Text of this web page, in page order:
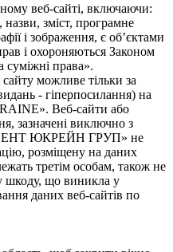
веб-сайті, включаючи:
зміст, програмне
і зображення, є об’єктами
і охороняються Законом
суміжні права».
можливе тільки за
- гіперпосилання) на
Веб-сайти або
зазначені виключно з
ЮКРЕЙН ГРУП» не
розміщену на даних
третім особам, також не
шкоду, що виникла у
даних веб-сайтів по